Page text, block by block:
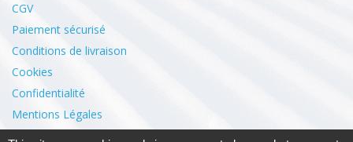
CGV
Paiement sécurisé
Conditions de livraison
Cookies
Confidentialité
Mentions Légales